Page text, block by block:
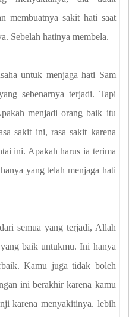
membuatnya sakit hati saat
Sebelah hatinya membela.
untuk menjaga hati Sam
sebenarnya terjadi. Tapi
menjadi orang baik itu
sakit ini, rasa sakit karena
ini. Apakah harus ia terima
yang telah menjaga hati
semua yang terjadi, Allah
baik untukmu. Ini hanya
Kamu juga tidak boleh
ini berakhir karena kamu
karena menyakitinya. lebih